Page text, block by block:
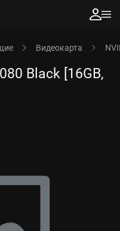
Видеокарта
Black [16GB,